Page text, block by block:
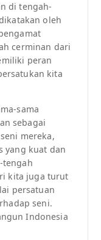
di tengah-
oleh
cerminan dari
peran
kita
sama
sebagai
mereka,
yang kuat dan
tengah
kita juga turut
persatuan
seni.
Indonesia